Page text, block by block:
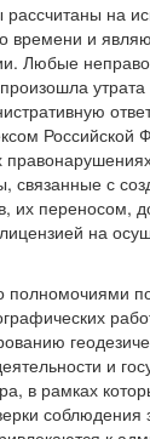
рассчитаны на
времени и
Любые
утрата
Российской
связанные с
их переносом,
на
полномочиями
и
в рамках
соблюдения